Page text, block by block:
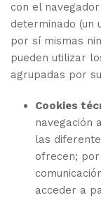
con el
determinado (un
por sí mismas
pueden utilizar
agrupadas por
Cookies
navegación
las
ofrecen;
acceder a